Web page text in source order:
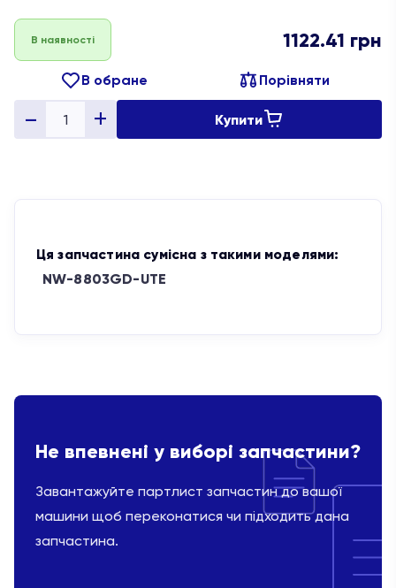
В наявності 1122.41 грн
В обране Порівняти
Quantity
Купити
Ця запчастина сумісна з такими моделями:
NW-8803GD-UTE
Не впевнені у виборі запчастини?
Завантажуйте партлист запчастин до вашої
машини щоб переконатися чи підходить дана
запчастина.